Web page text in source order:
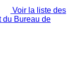
Voir la liste des
du Bureau de